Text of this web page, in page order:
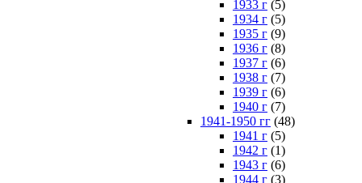
1933 г (5)
1934 г (5)
1935 г (9)
1936 г (8)
1937 г (6)
1938 г (7)
1939 г (6)
1940 г (7)
1941-1950 гг (48)
1941 г (5)
1942 г (1)
1943 г (6)
1944 г (3)